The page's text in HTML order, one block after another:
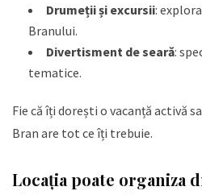
Drumeții și excursii:
Branului.
Divertisment de seară:
tematice.
Fie că îți dorești o vacanță activă
Bran are tot ce îți trebuie.
Locația poate organiza